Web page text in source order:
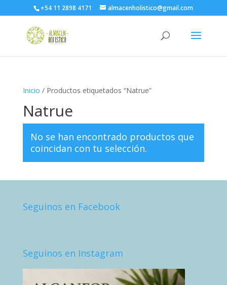
+54 11 2898 4171 almacenholistico@gmail.com
Inicio / Productos etiquetados “Natrue”
Natrue
No se han encontrado productos que
coincidan con tu selección.
Seguinos en Facebook
Seguinos en Instagram